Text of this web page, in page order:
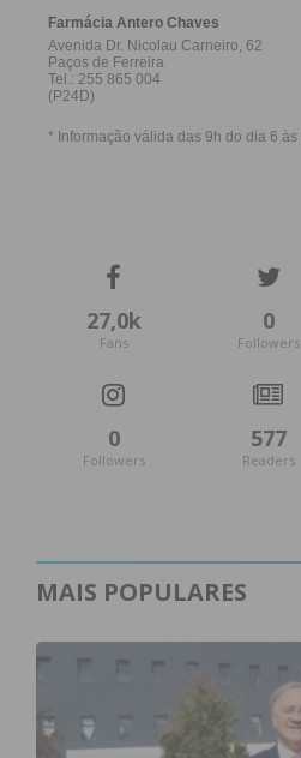
27,0k
Fans
0
Followers
0
Followers
577
Readers
MAIS POPULARES